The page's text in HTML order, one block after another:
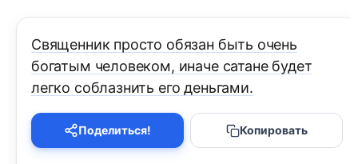
Священник просто обязан быть очень
богатым человеком, иначе сатане будет
легко соблазнить его деньгами.
Поделиться! Копировать